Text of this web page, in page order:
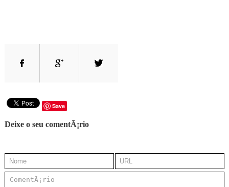
Save
Deixe o seu comentÃ¡rio